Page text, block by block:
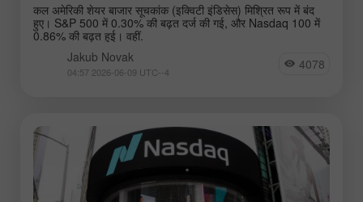
कल अमेरिकी शेयर बाजार सूचकांक (इक्विटी इंडिसेस) मिश्रित रूप में बंद
हुए। S&P 500 में 0.30% की बढ़त दर्ज की गई, और Nasdaq 100 में
0.86% की बढ़त हुई। वहीं.
Jakub Novak
04:57 2026-06-09 UTC--4 4078